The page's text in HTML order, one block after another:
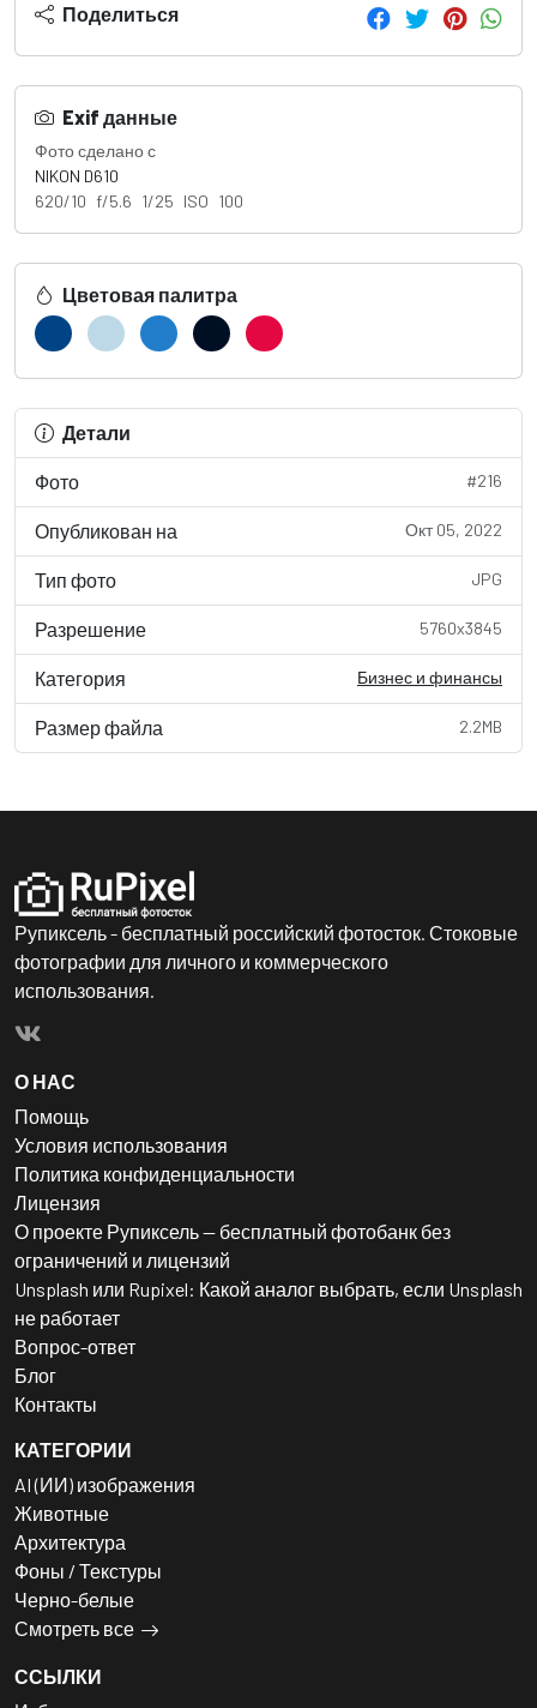
Поделиться
Exif данные
Фото сделано с
NIKON D610
620/10 f/5.6 1/25 ISO 100
Цветовая палитра
Детали
Фото #216
Опубликован на Окт 05, 2022
Тип фото JPG
Разрешение 5760x3845
Категория Бизнес и финансы
Размер файла 2.2MB
Рупиксель - бесплатный российский фотосток. Стоковые
фотографии для личного и коммерческого
использования.
О НАС
Помощь
Условия использования
Политика конфиденциальности
Лицензия
О проекте Рупиксель — бесплатный фотобанк без
ограничений и лицензий
Unsplash или Rupixel: Какой аналог выбрать, если Unsplash
не работает
Вопрос-ответ
Блог
Контакты
КАТЕГОРИИ
AI (ИИ) изображения
Животные
Архитектура
Фоны / Текстуры
Черно-белые
Смотреть все
ССЫЛКИ